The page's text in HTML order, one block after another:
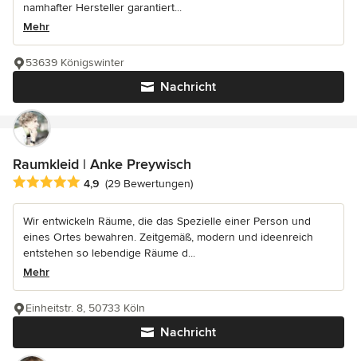
namhafter Hersteller garantiert...
Mehr
Nachricht
53639 Königswinter
Raumkleid | Anke Preywisch
Durchschnittliche Bewertung: 4.9 von 5 Sternen
4,9 (29 Bewertungen)
Wir entwickeln Räume, die das Spezielle einer Person und
eines Ortes bewahren. Zeitgemäß, modern und ideenreich
entstehen so lebendige Räume d...
Mehr
Nachricht
Einheitstr. 8, 50733 Köln